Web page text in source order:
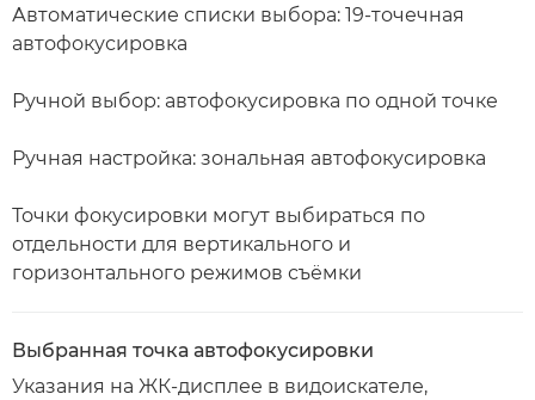
Автоматические списки выбора: 19-точечная
автофокусировка
Ручной выбор: автофокусировка по одной точке
Ручная настройка: зональная автофокусировка
Точки фокусировки могут выбираться по
отдельности для вертикального и
горизонтального режимов съёмки
Выбранная точка автофокусировки
Указания на ЖК-дисплее в видоискателе,